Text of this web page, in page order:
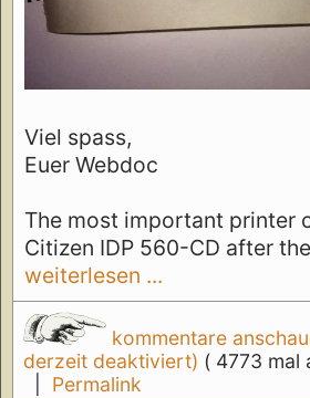
Viel spass,
Euer Webdoc
The most important printer
Citizen IDP 560-CD after
weiterlesen ...
kommentare
derzeit deaktiviert) ( 4773 mal
Permalink